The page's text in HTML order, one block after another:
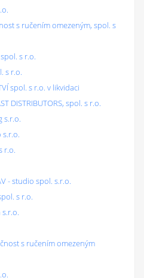
s ručením omezeným, spol. s
s r.o.
s r.o.
spol. s r.o. v likvidaci
DISTRIBUTORS, spol. s r.o.
s.r.o.
s.r.o.
r.o.
- studio spol. s.r.o.
s r.o.
s ručením omezeným